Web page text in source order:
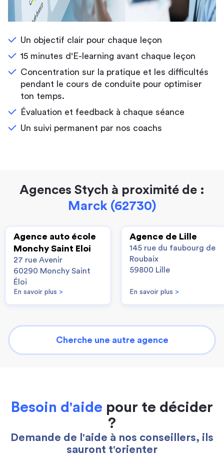
Un objectif clair pour chaque leçon
15 minutes d'E-learning avant chaque leçon
Concentration sur la pratique et les difficultés
pendant le cours de conduite pour optimiser
ton temps.
Évaluation et feedback à chaque séance
Un suivi permanent par nos coachs
Agences Stych à proximité de :
Marck (62730)
Agence auto école
Monchy Saint Eloi
27 rue Avenir
60290 Monchy Saint
Éloi
En savoir plus >
Agence de Lille
145 rue du faubourg de
Roubaix
59800 Lille
En savoir plus >
Cherche une autre agence
Besoin d'aide pour te décider
?
Demande de l'aide à nos conseillers, ils
sauront t'orienter